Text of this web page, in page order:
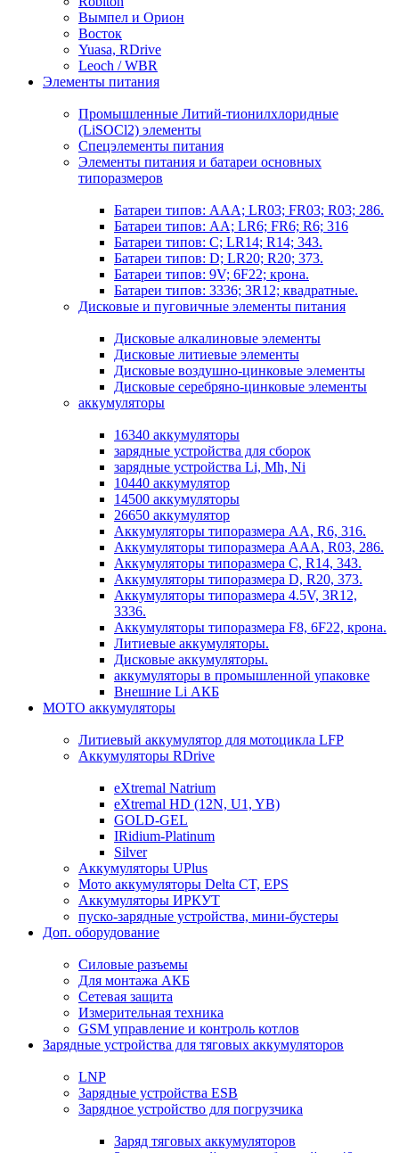
Вымпел и Орион
Восток
Yuasa, RDrive
Leoch / WBR
Элементы питания
Промышленные Литий-тионилхлоридные
(LiSOCl2) элементы
Спецэлементы питания
Элементы питания и батареи основных
типоразмеров
Батареи типов: AAA; LR03; FR03; R03; 286.
Батареи типов: AA; LR6; FR6; R6; 316
Батареи типов: C; LR14; R14; 343.
Батареи типов: D; LR20; R20; 373.
Батареи типов: 9V; 6F22; крона.
Батареи типов: 3336; 3R12; квадратные.
Дисковые и пуговичные элементы питания
Дисковые алкалиновые элементы
Дисковые литиевые элементы
Дисковые воздушно-цинковые элементы
Дисковые серебряно-цинковые элементы
аккумуляторы
16340 аккумуляторы
зарядные устройства для сборок
зарядные устройства Li, Mh, Ni
10440 аккумулятор
14500 аккумуляторы
26650 аккумулятор
Аккумуляторы типоразмера АА, R6, 316.
Аккумуляторы типоразмера ААА, R03, 286.
Аккумуляторы типоразмера С, R14, 343.
Аккумуляторы типоразмера D, R20, 373.
Аккумуляторы типоразмера 4.5V, 3R12,
3336.
Аккумуляторы типоразмера F8, 6F22, крона.
Литиевые аккумуляторы.
Дисковые аккумуляторы.
аккумуляторы в промышленной упаковке
Внешние Li АКБ
МОТО аккумуляторы
Литиевый аккумулятор для мотоцикла LFP
Аккумуляторы RDrive
eXtremal Natrium
eXtremal HD (12N, U1, YB)
GOLD-GEL
IRidium-Platinum
Silver
Аккумуляторы UPlus
Мото аккумуляторы Delta CT, EPS
Аккумуляторы ИРКУТ
пуско-зарядные устройства, мини-бустеры
Доп. оборудование
Силовые разъемы
Для монтажа АКБ
Сетевая защита
Измерительная техника
GSM управление и контроль котлов
Зарядные устройства для тяговых аккумуляторов
LNP
Зарядные устройства ESB
Зарядное устройство для погрузчика
Заряд тяговых аккумуляторов